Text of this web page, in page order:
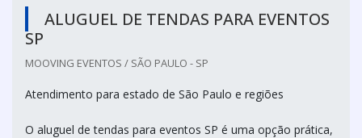
ALUGUEL DE TENDAS PARA EVENTOS
SP
MOOVING EVENTOS / SÃO PAULO - SP
Atendimento para estado de São Paulo e regiões
O aluguel de tendas para eventos SP é uma opção prática,